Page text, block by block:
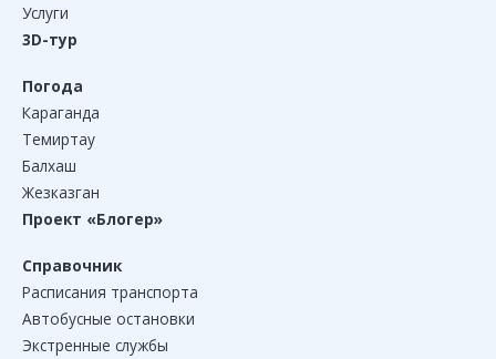
Услуги
3D-тур
Погода
Караганда
Темиртау
Балхаш
Жезказган
Проект «Блогер»
Справочник
Расписания транспорта
Автобусные остановки
Экстренные службы